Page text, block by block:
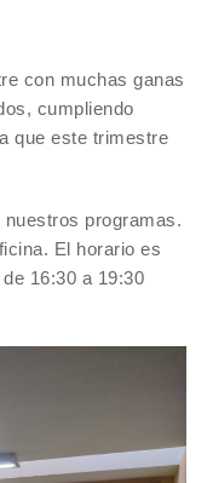
con muchas ganas
cumpliendo
que este trimestre
programas.
El horario es
16:30 a 19:30